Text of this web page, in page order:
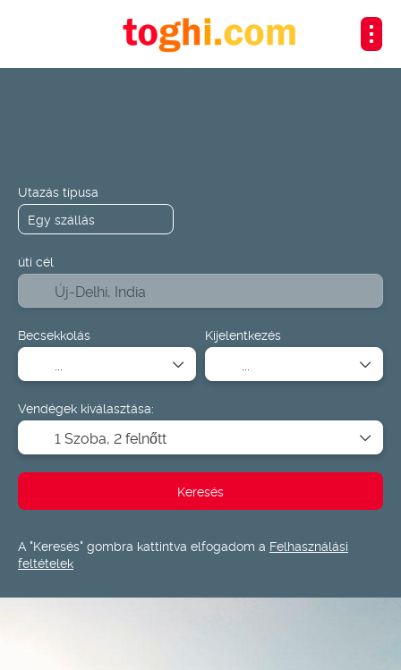
Utazás típusa
úti cél
Becsekkolás Kijelentkezés
Vendégek kiválasztása:
1 Szoba, 2 felnőtt
Keresés
A "Keresés" gombra kattintva elfogadom a Felhasználási
feltételek